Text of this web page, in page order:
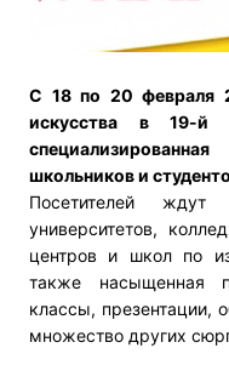
С 18 по 20 февраля
искусства в 19-й
школьников и
Посетителей ждут
университетов,
центров и школ по
также насыщенная
классы, презентации,
множество других